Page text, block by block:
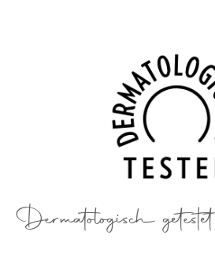
Dermatologisch getestet